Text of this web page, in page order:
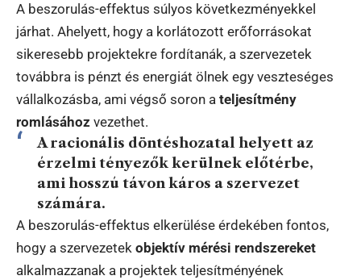
A beszorulás-effektus súlyos következményekkel
járhat. Ahelyett, hogy a korlátozott erőforrásokat
sikeresebb projektekre fordítanák, a szervezetek
továbbra is pénzt és energiát ölnek egy veszteséges
vállalkozásba, ami végső soron a teljesítmény
romlásához vezethet.
A racionális döntéshozatal helyett az
érzelmi tényezők kerülnek előtérbe,
ami hosszú távon káros a szervezet
számára.
A beszorulás-effektus elkerülése érdekében fontos,
hogy a szervezetek objektív mérési rendszereket
alkalmazzanak a projektek teljesítményének